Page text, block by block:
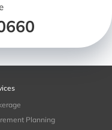
Planning